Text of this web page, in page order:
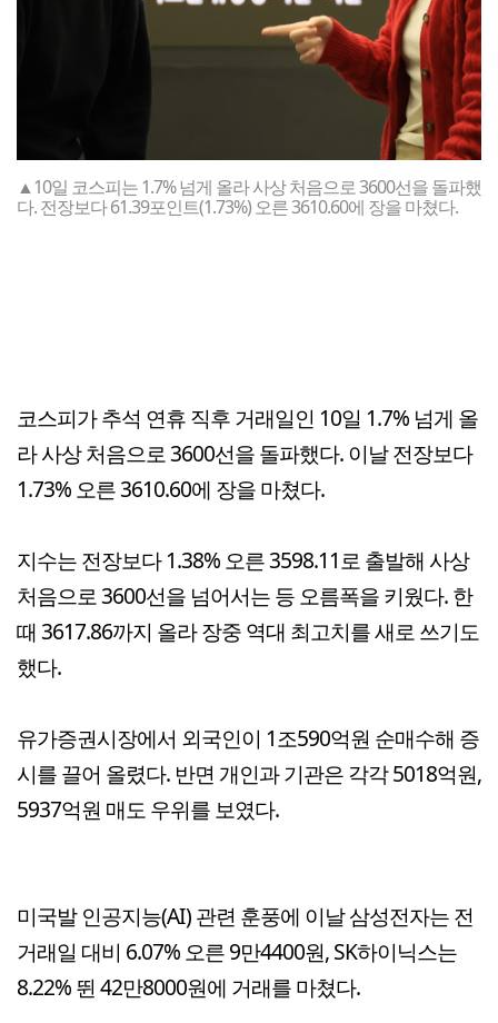
▲10일 코스피는 1.7% 넘게 올라 사상 처음으로 3600선을 돌파했
다. 전장보다 61.39포인트(1.73%) 오른 3610.60에 장을 마쳤다.
코스피가 추석 연휴 직후 거래일인 10일 1.7% 넘게 올
라 사상 처음으로 3600선을 돌파했다. 이날 전장보다
1.73% 오른 3610.60에 장을 마쳤다.
지수는 전장보다 1.38% 오른 3598.11로 출발해 사상
처음으로 3600선을 넘어서는 등 오름폭을 키웠다. 한
때 3617.86까지 올라 장중 역대 최고치를 새로 쓰기도
했다.
유가증권시장에서 외국인이 1조590억원 순매수해 증
시를 끌어 올렸다. 반면 개인과 기관은 각각 5018억원,
5937억원 매도 우위를 보였다.
미국발 인공지능(AI) 관련 훈풍에 이날 삼성전자는 전
거래일 대비 6.07% 오른 9만4400원, SK하이닉스는
8.22% 뛴 42만8000원에 거래를 마쳤다.